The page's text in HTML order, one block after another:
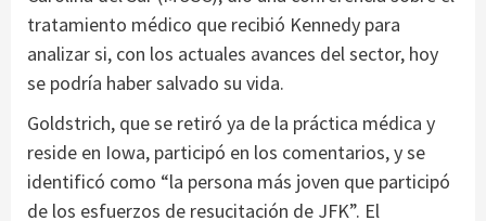
tratamiento médico que recibió Kennedy para
analizar si, con los actuales avances del sector, hoy
se podría haber salvado su vida.
Goldstrich, que se retiró ya de la práctica médica y
reside en Iowa, participó en los comentarios, y se
identificó como “la persona más joven que participó
de los esfuerzos de resucitación de JFK”. El